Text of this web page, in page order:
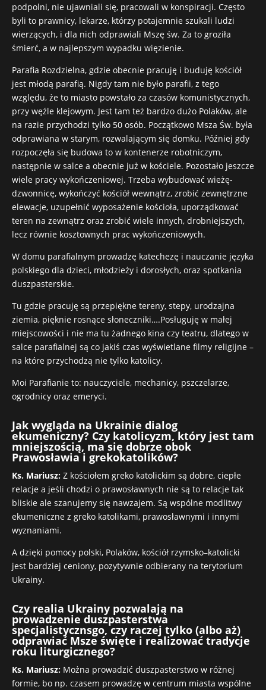
podpolni, nie ujawniali się, pracowali w konspiracji. Często
byli to prawnicy, lekarze, którzy potajemnie szukali ludzi
wierzących, i dla nich odprawiali Mszę św. Za to groziła
śmierć, a w najlepszym wypadku więzienie.
Parafia Rozdzielna, gdzie obecnie pracuję i buduję kościół
jest młodą parafią. Nigdy tam nie było parafii, z tego
względu, że to miasto powstało za czasów komunistycznych,
przy węźle klejowym. Jest tam też bardzo dużo Polaków, ale
na razie przychodzi tylko 50 osób. Początkowo Msza Św. była
odprawiana w starym, rozwalającym się domku. Później gdy
rozpoczęła się budowa to w kontenerze robotniczym,
następnie w salce a obecnie już w kościele. Pozostało jeszcze
wiele pracy wykończeniowej. Trzeba wybudować wieżę-
dzwonnicę, wykończyć kościół wewnątrz, zrobić zewnętrzne
elewacje, uzupełnić wyposażenie kościoła, uporządkować
teren na zewnątrz oraz zrobić wiele innych, drobniejszych,
lecz równie kosztownych prac wykończeniowych.
W domu parafialnym prowadzę katechezę i nauczanie języka
polskiego dla dzieci, młodzieży i dorosłych, oraz spotkania
duszpasterskie.
Tu gdzie pracuję są przepiękne tereny, stepy, urodzajna
ziemia, pięknie rosnące słoneczniki….Posługuję w małej
miejscowości i nie ma tu żadnego kina czy teatru, dlatego w
salce parafialnej są co jakiś czas wyświetlane filmy religijne –
na które przychodzą nie tylko katolicy.
Moi Parafianie to: nauczyciele, mechanicy, pszczelarze,
ogrodnicy oraz emeryci.
Jak wygląda na Ukrainie dialog
ekumeniczny? Czy katolicyzm, który jest tam
mniejszością, ma się dobrze obok
Prawosławia i grekokatolików?
Ks. Mariusz: Z kościołem greko katolickim są dobre, ciepłe
relacje a jeśli chodzi o prawosławnych nie są to relacje tak
bliskie ale szanujemy się nawzajem. Są wspólne modlitwy
ekumeniczne z greko katolikami, prawosławnymi i innymi
wyznaniami.
A dzięki pomocy polski, Polaków, kościół rzymsko–katolicki
jest bardziej ceniony, pozytywnie odbierany na terytorium
Ukrainy.
Czy realia Ukrainy pozwalają na
prowadzenie duszpasterstwa
specjalistycznsgo, czy raczej tylko (albo aż)
odprawiać Msze święte i realizować tradycje
roku liturgicznego?
Ks. Mariusz: Można prowadzić duszpasterstwo w różnej
formie, bo np. czasem prowadzę w centrum miasta wspólne